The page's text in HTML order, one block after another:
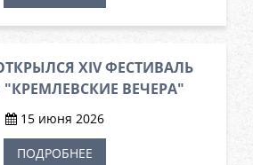
XIV ФЕСТИВАЛЬ
"КРЕМЛЕВСКИЕ ВЕЧЕРА"
15 июня 2026
ПОДРОБНЕЕ